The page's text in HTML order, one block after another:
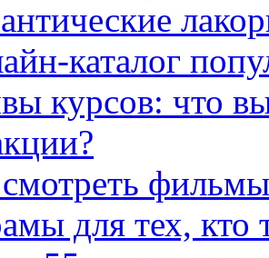
каталог
курсов: что
для тех, кто